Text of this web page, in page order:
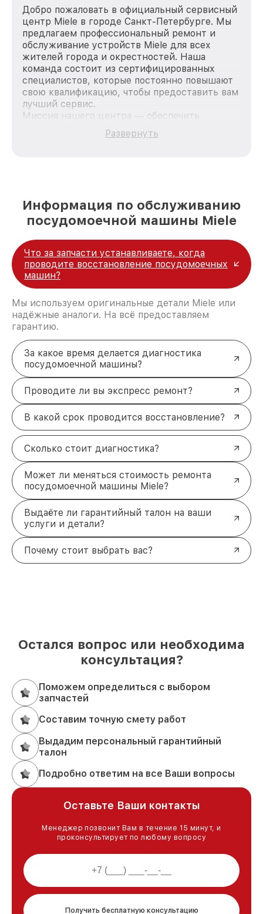
Добро пожаловать в официальный сервисный
центр Miele в городе Санкт-Петербурге. Мы
предлагаем профессиональный ремонт и
обслуживание устройств Miele для всех
жителей города и окрестностей. Наша
команда состоит из сертифицированных
специалистов, которые постоянно повышают
свою квалификацию, чтобы предоставить вам
лучший сервис.
Миссия нашего центра — обеспечить
качественный и доступный ремонт для
каждого пользователя продукции Miele, вне
лучшим сервисным центром Miele в городе
Санкт-Петербурге, постоянно повышая
уровень доверия и лояльности наших
Развернуть
Информация по обслуживанию
посудомоечной машины Miele
Что за запчасти устанавливаете, когда
проводите восстановление посудомоечных
машин?
Мы используем оригинальные детали Miele или
надёжные аналоги. На всё предоставляем
гарантию.
За какое время делается диагностика
посудомоечной машины?
Проводите ли вы экспресс ремонт?
В какой срок проводится восстановление?
Сколько стоит диагностика?
Может ли меняться стоимость ремонта
посудомоечной машины Miele?
Выдаёте ли гарантийный талон на ваши
услуги и детали?
Почему стоит выбрать вас?
Остался вопрос или необходима
консультация?
Поможем определиться с выбором
запчастей
Составим точную смету работ
Выдадим персональный гарантийный
талон
Подробно ответим на все Ваши вопросы
Оставьте Ваши контакты
Менеджер позвонит Вам в течение 15 минут, и
проконсультирует по любому вопросу
Получить бесплатную консультацию